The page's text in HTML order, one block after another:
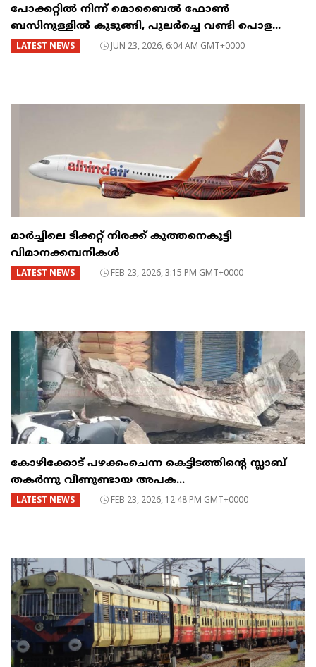
പോക്കറ്റിൽ നിന്ന് മൊബൈൽ ഫോൺ
ബസിനുള്ളിൽ കുടുങ്ങി, പുലർച്ചെ വണ്ടി പൊള...
LATEST NEWS JUN 23, 2026, 6:04 AM GMT+0000
മാർച്ചിലെ ടിക്കറ്റ് നിരക്ക് കുത്തനെകൂട്ടി
വിമാനക്കമ്പനികൾ
LATEST NEWS FEB 23, 2026, 3:15 PM GMT+0000
കോഴിക്കോട് പഴക്കംചെന്ന കെട്ടിടത്തിന്റെ സ്ലാബ്
തകർന്നു വീണുണ്ടായ അപക...
LATEST NEWS FEB 23, 2026, 12:48 PM GMT+0000